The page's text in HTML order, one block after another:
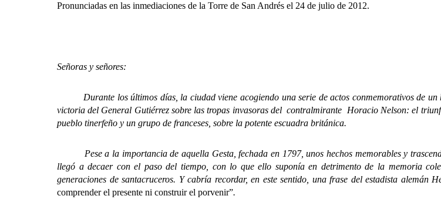
Pronunciadas en las inmediaciones de la Torre de San Andrés el 24 de julio de 2012.
Señoras y señores:
Durante los últimos días, la ciudad viene acogiendo una serie de actos conmemorativos de
victoria del General Gutiérrez sobre las tropas invasoras del contralmirante Horacio Nelson: el
pueblo tinerfeño y un grupo de franceses, sobre la potente escuadra británica.
Pese a la importancia de aquella Gesta, fechada en 1797, unos hechos memorables y
llegó a decaer con el paso del tiempo, con lo que ello suponía en detrimento de la memoria
generaciones de santacruceros. Y cabría recordar, en este sentido, una frase del estadista alemán
comprender el presente ni construir el porvenir”.